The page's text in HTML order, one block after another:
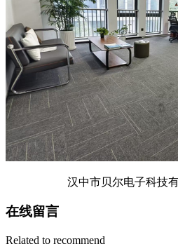
汉中市贝尔电子科技
在线留言
Related to recommend